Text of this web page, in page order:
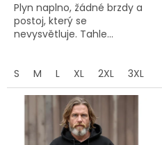
Plyn naplno, žádné brzdy a
postoj, který se
nevysvětluje. Tahle...
S M L XL 2XL 3XL